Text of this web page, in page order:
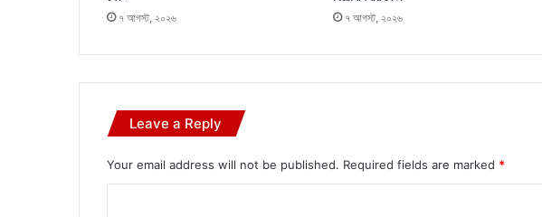
৭ আগস্ট, ২০২৬ ৭ আগস্ট, ২০২৬
Leave a Reply
Your email address will not be published. Required fields are marked *